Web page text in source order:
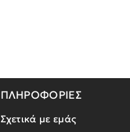
ΠΛΗΡΟΦΟΡΙΕΣ
Σχετικά με εμάς